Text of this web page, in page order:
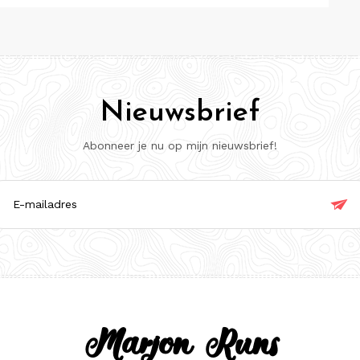
Nieuwsbrief
Abonneer je nu op mijn nieuwsbrief!

Marjon Runs